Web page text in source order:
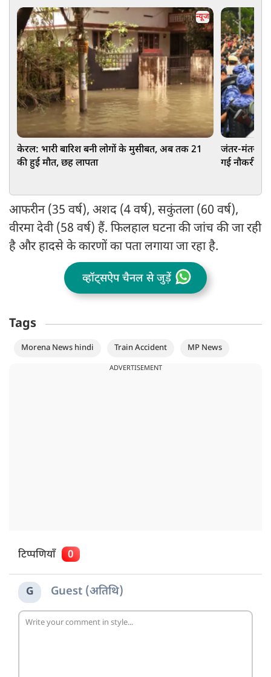
न्यूज
केरल: भारी बारिश बनी लोगों के मुसीबत, अब तक 21
की हुई मौत, छह लापता
जंतर-मंतर पर
गई नौकरी,
आफरीन (35 वर्ष), अशद (4 वर्ष), सकुंतला (60 वर्ष),
वीरमा देवी (58 वर्ष) हैं. फिलहाल घटना की जांच की जा रही
है और हादसे के कारणों का पता लगाया जा रहा है.
व्हॉट्सऐप चैनल से जुड़ें
Tags
Morena News hindi Train Accident MP News
ADVERTISEMENT
टिप्पणियाँ 0
G Guest (अतिथि)